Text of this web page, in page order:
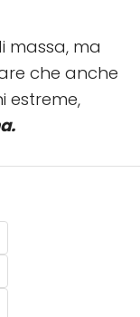
massa, ma
che anche
estreme,